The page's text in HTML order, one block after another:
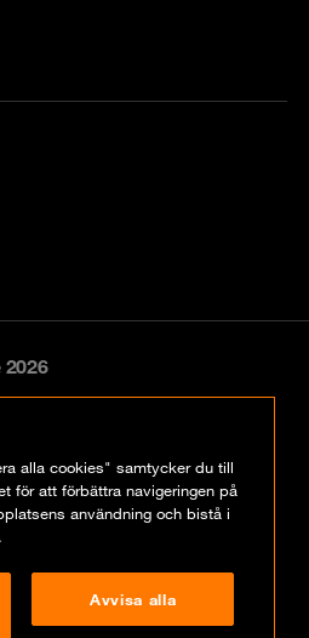
alla cookies" samtycker du till
för att förbättra navigeringen på
användning och bistå i
Avvisa alla